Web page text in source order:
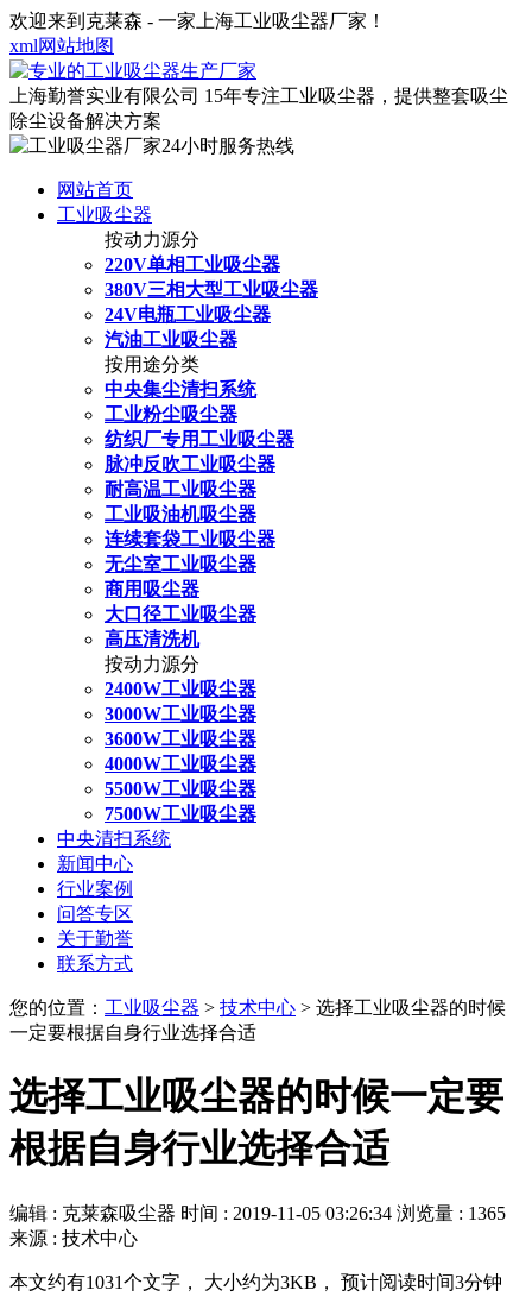
欢迎来到克莱森 - 一家上海工业吸尘器厂家！
xml网站地图
上海勤誉实业有限公司 15年专注工业吸尘器，提供整套吸尘
除尘设备解决方案
网站首页
工业吸尘器
按动力源分
220V单相工业吸尘器
380V三相大型工业吸尘器
24V电瓶工业吸尘器
汽油工业吸尘器
按用途分类
中央集尘清扫系统
工业粉尘吸尘器
纺织厂专用工业吸尘器
脉冲反吹工业吸尘器
耐高温工业吸尘器
工业吸油机吸尘器
连续套袋工业吸尘器
无尘室工业吸尘器
商用吸尘器
大口径工业吸尘器
高压清洗机
按动力源分
2400W工业吸尘器
3000W工业吸尘器
3600W工业吸尘器
4000W工业吸尘器
5500W工业吸尘器
7500W工业吸尘器
中央清扫系统
新闻中心
行业案例
问答专区
关于勤誉
联系方式
您的位置： 工业吸尘器 > 技术中心 > 选择工业吸尘器的时候
一定要根据自身行业选择合适
选择工业吸尘器的时候一定要
根据自身行业选择合适
编辑 : 克莱森吸尘器 时间 : 2019-11-05 03:26:34 浏览量 : 1365
来源 : 技术中心
本文约有1031个文字， 大小约为3KB， 预计阅读时间3分钟